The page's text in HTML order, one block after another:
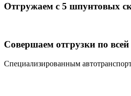
Отгружаем с 5 шпунтовых
Совершаем отгрузки по всей
Специализированным